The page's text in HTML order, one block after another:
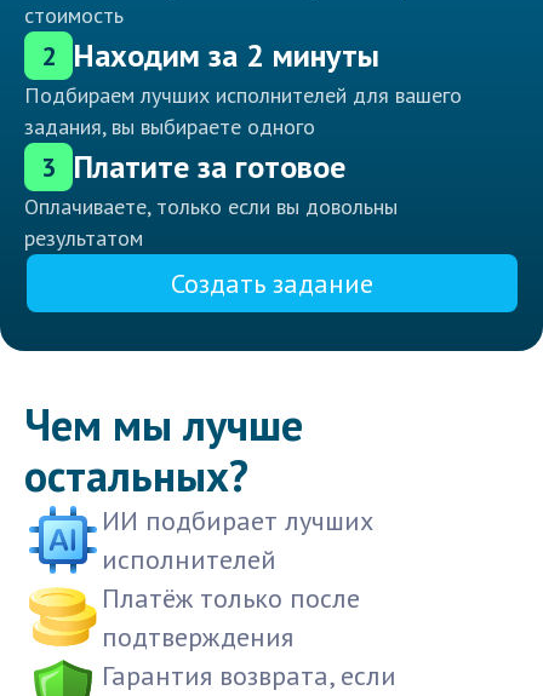
стоимость
2 Находим за 2 минуты
Подбираем лучших исполнителей для вашего
задания, вы выбираете одного
3 Платите за готовое
Оплачиваете, только если вы довольны
результатом
Создать задание
Чем мы лучше
остальных?
ИИ подбирает лучших
исполнителей
Платёж только после
подтверждения
Гарантия возврата, если